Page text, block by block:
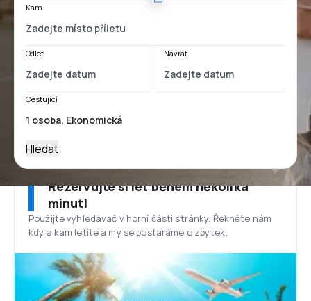
Kam
Odlet Návrat
Cestující
Hledat
Rezervujte si let během několika
minut!
Použijte vyhledávač v horní části stránky. Řekněte nám
kdy a kam letíte a my se postaráme o zbytek.